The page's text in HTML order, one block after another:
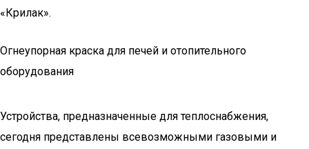
«Крилак».
Огнеупорная краска для печей и отопительного
оборудования
Устройства, предназначенные для теплоснабжения,
сегодня представлены всевозможными газовыми и